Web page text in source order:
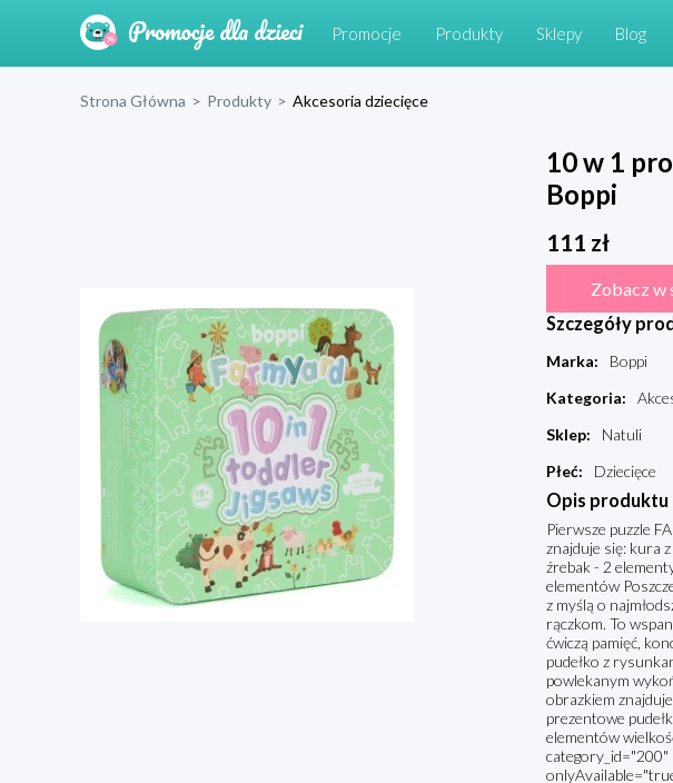
Promocje Produkty Sklepy Blog
Strona Główna > Produkty > Akcesoria dziecięce
10 w 1
Boppi
111 zł
Zobacz w
Szczegóły
Marka:
Boppi
Kategoria:
Sklep:
Natuli
Płeć: Dziecięce
Opis produktu
Pierwsze puzzle
znajduje się: kura
źrebak - 2
elementów
z myślą o
rączkom. To
ćwiczą pamięć,
pudełko z
powlekanym
obrazkiem
prezentowe
elementów